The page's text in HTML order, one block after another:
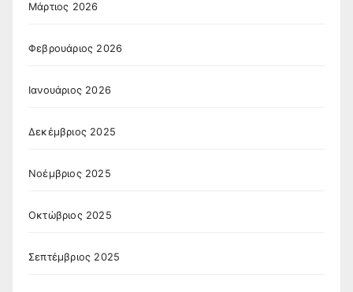
Μάρτιος 2026
Φεβρουάριος 2026
Ιανουάριος 2026
Δεκέμβριος 2025
Νοέμβριος 2025
Οκτώβριος 2025
Σεπτέμβριος 2025